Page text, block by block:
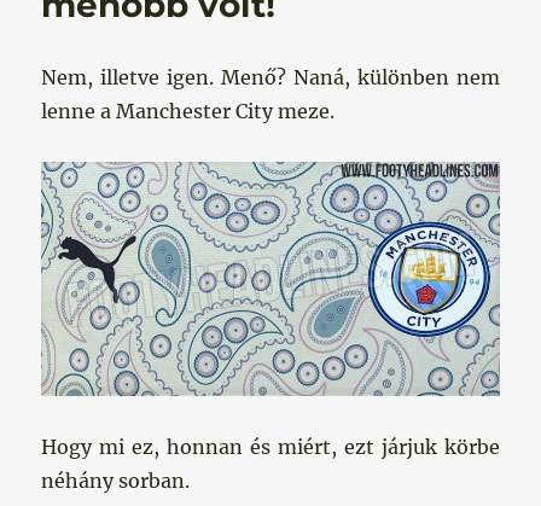
Nem, illetve igen. Menő? Naná, különben nem
lenne a Manchester City meze.
Hogy mi ez, honnan és miért, ezt járjuk körbe
néhány sorban.